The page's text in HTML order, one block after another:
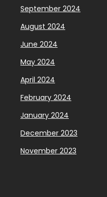
September 2024
August 2024
June 2024
May 2024
April 2024
February 2024
January 2024
December 2023
November 2023